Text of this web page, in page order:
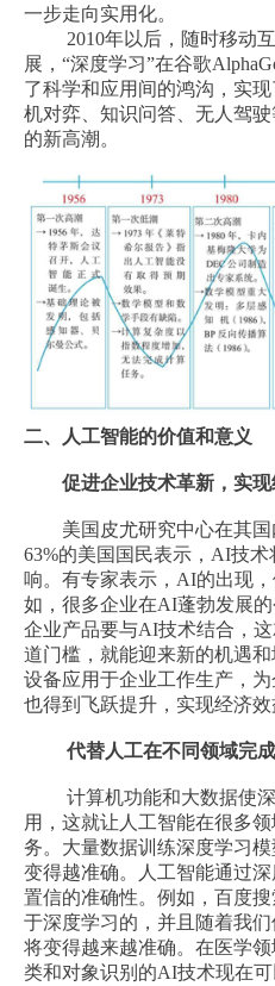
一步走向实用化。
2010年以后，随时移动互
展，“深度学习”在谷歌
了科学和应用间的鸿沟，实
机对弈、知识问答、无人驾
的新高潮。
二、人工智能的价值和意义
促进企业技术革新，实
美国皮尤研究中心在其国
63%的美国国民表示，AI技
响。有专家表示，AI的出现
如，很多企业在AI蓬勃发展
企业产品要与AI技术结合，
道门槛，就能迎来新的机遇
设备应用于企业工作生产，
也得到飞跃提升，实现经济效
代替人工在不同领域完
计算机功能和大数据使深
用，这就让人工智能在很多
务。大量数据训练深度学习
变得越准确。人工智能通过
置信的准确性。例如，百度
于深度学习的，并且随着我
将变得越来越准确。在医学
类和对象识别的AI技术现在